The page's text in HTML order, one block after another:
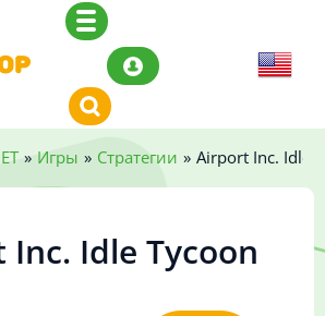
» Игры » Стратегии » Airport Inc. Idle
Idle Tycoon